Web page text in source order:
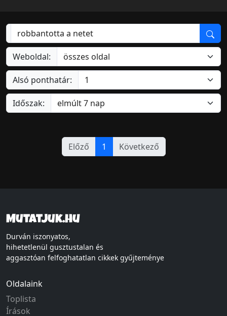
Weboldal:
Alsó ponthatár:
Időszak:
Előző 1 Következő
Mutatjuk.hu
Durván iszonyatos,
hihetetlenül gusztustalan és
aggasztóan felfoghatatlan cikkek gyűjteménye
Oldalaink
Toplista
Írások